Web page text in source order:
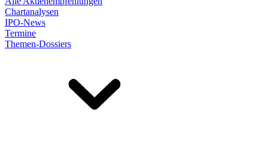
Chartanalysen
IPO-News
Termine
Themen-Dossiers